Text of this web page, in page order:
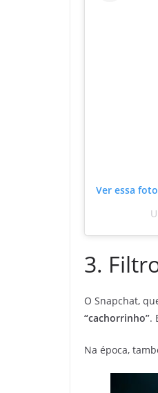
Ver essa
3.
O Snapchat,
“cachorrinho”.
Na época,